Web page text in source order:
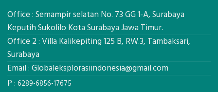
Biaya
Per
untuk
Sejuk
Tanpa
Global
Solusi
Pemetaan
Office : Semampir selatan No. 73 GG 1-A, Surabaya
Keputih Sukolilo Kota Surabaya Jawa Timur.
Office 2 : Villa Kalikepiting 125 B, RW.3, Tambaksari,
Surabaya
Email : Globaleksplorasiindonesia@gmail.com
P : 6289-6856-17675